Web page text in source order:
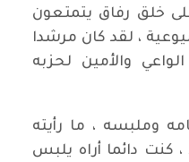
خلق رفاق يتمتعون
، لقد كان مرشدا
والأمين لحزبه
وملبسه ، ما رأيته
كنت دائما أراه يلبس